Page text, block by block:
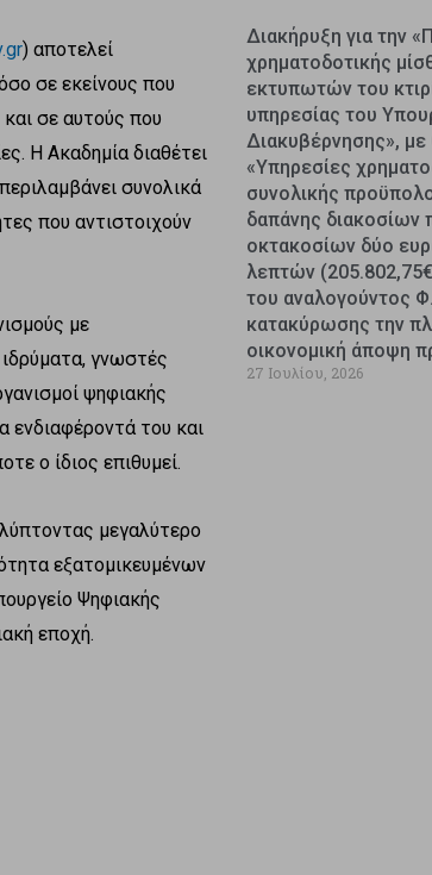
) αποτελεί
σε εκείνους που
σε αυτούς που
Η Ακαδημία διαθέτει
συνολικά
που αντιστοιχούν
με
γνωστές
ψηφιακής
ενδιαφέροντά του και
ο ίδιος επιθυμεί.
μεγαλύτερο
εξατομικευμένων
Ψηφιακής
εποχή.
Διακήρυξη για την
χρηματοδοτικής
εκτυπωτών του
υπηρεσίας του
Διακυβέρνησης»,
«Υπηρεσίες
συνολικής
δαπάνης διακοσίων
οκτακοσίων δύο
λεπτών
του αναλογούντος
κατακύρωσης την
οικονομική άποψη
27 Ιουλίου, 2026